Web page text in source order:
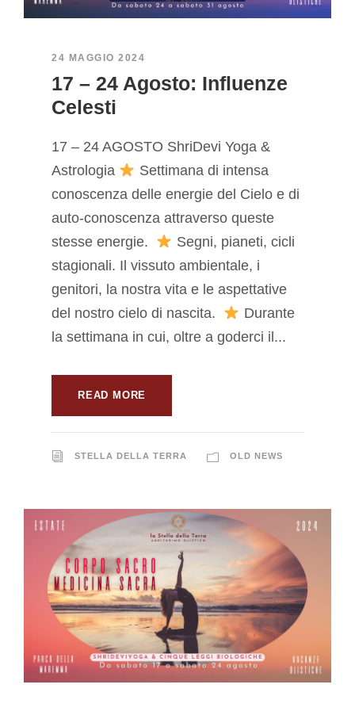
24 MAGGIO 2024
17 – 24 Agosto: Influenze
Celesti
17 – 24 AGOSTO ShriDevi Yoga &
Astrologia
Settimana di intensa
conoscenza delle energie del Cielo e di
auto-conoscenza attraverso queste
stesse energie.
Segni, pianeti, cicli
stagionali. Il vissuto ambientale, i
genitori, la nostra vita e le aspettative
del nostro cielo di nascita.
Durante
la settimana in cui, oltre a goderci il...
READ MORE
STELLA DELLA TERRA OLD NEWS